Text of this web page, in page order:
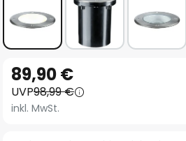
Anfang
der
Bildgalerie
89,90 €
UVP98,99 €
inkl. MwSt.